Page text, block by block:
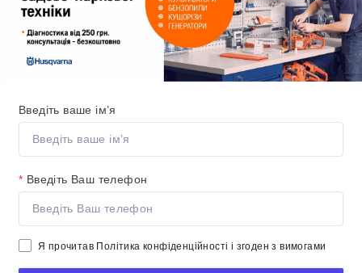
Введіть ваше ім’я
* Введіть Ваш телефон
Я прочитав Політика конфіденційності і згоден з вимогами